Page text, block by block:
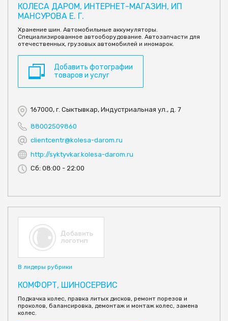
КОЛЕСА ДАРОМ, ИНТЕРНЕТ-МАГАЗИН, ИП
МАНСУРОВА Е. Г.
Хранение шин. Автомобильные аккумуляторы.
Специализированное автооборудование. Автозапчасти для
отечественных, грузовых автомобилей и иномарок.
Добавить фотографии
товаров и услуг
167000, г. Сыктывкар, Индустриальная ул., д. 7
88002509860
clientcentr@kolesa-darom.ru
http://syktyvkar.kolesa-darom.ru
Сб: 08:00 - 22:00
В лидеры рубрики
КОМФОРТ, ШИНОСЕРВИС
Подкачка колес, правка литых дисков, ремонт порезов и
проколов, балансировка, демонтаж и монтаж колес, замена
колес.